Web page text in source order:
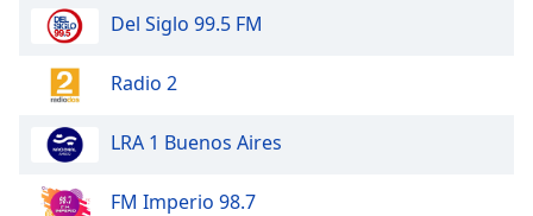
Del Siglo 99.5 FM
Radio 2
LRA 1 Buenos Aires
FM Imperio 98.7